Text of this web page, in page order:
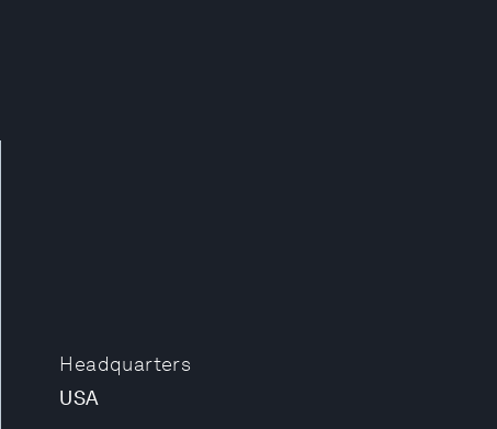
Headquarters
USA